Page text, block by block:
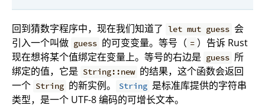
回到猜数字程序中，现在我们知道了 let mut guess 会
引入一个叫做 guess 的可变变量。等号（ = ）告诉 Rust
现在想将某个值绑定在变量上。等号的右边是 guess 所
绑定的值，它是 String::new 的结果，这个函数会返回
一个 String 的新实例。 String 是标准库提供的字符串
类型，是一个 UTF-8 编码的可增长文本。